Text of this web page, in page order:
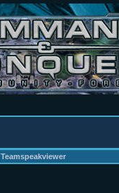
Teamspeakviewer